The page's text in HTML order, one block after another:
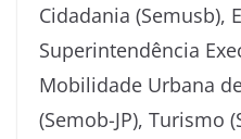
Cidadania (Semusb),
Superintendência
Mobilidade Urbana
(Semob-JP), Turismo